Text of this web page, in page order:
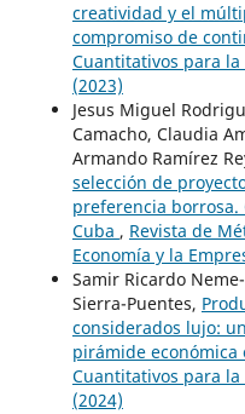
creatividad y el
compromiso de
Cuantitativos para la
(2023)
Jesus Miguel
Camacho, Claudia
Armando Ramírez
selección de
preferencia borrosa.
Cuba , Revista de
Economía y la
Samir Ricardo
Sierra-Puentes,
considerados lujo:
pirámide económica
Cuantitativos para la
(2024)